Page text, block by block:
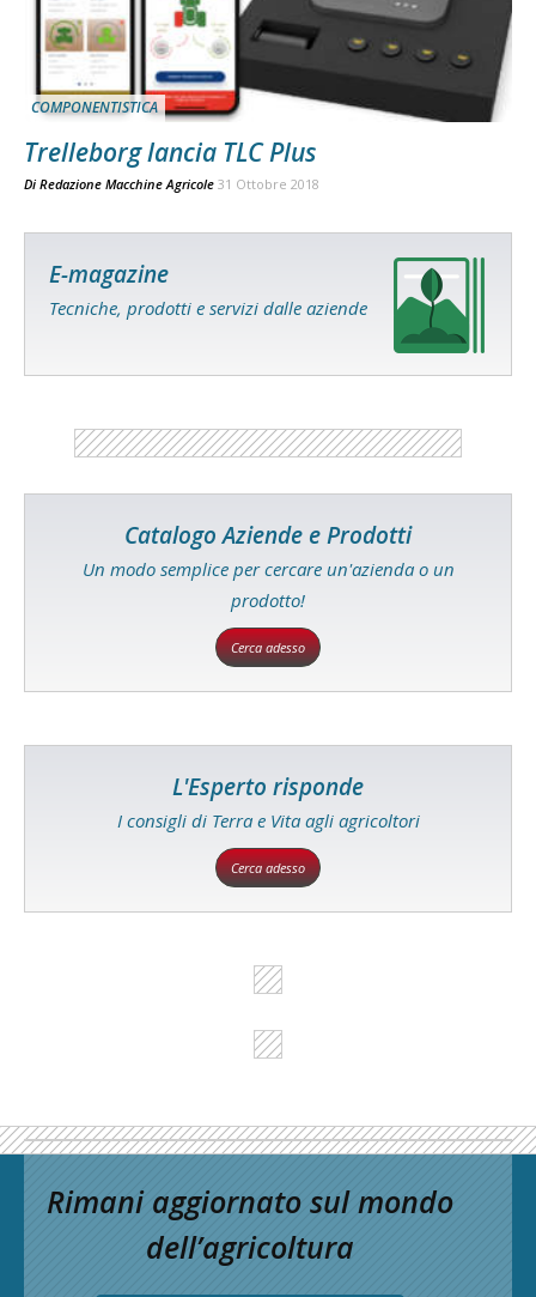
COMPONENTISTICA
Trelleborg lancia TLC Plus
Di Redazione Macchine Agricole 31 Ottobre 2018
E-magazine
Tecniche, prodotti e servizi dalle aziende
Catalogo Aziende e Prodotti
Un modo semplice per cercare un'azienda o un
prodotto!
Cerca adesso
L'Esperto risponde
I consigli di Terra e Vita agli agricoltori
Cerca adesso
Rimani aggiornato sul mondo
dell’agricoltura